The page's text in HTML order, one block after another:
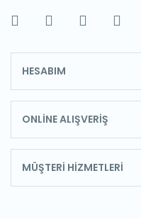
HESABIM
ONLİNE ALIŞVERİŞ
MÜŞTERİ HİZMETLERİ